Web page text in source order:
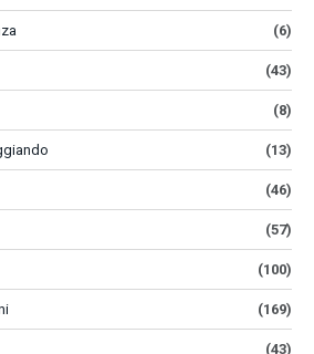
(6)
(43)
(8)
(13)
(46)
(57)
(100)
(169)
(43)